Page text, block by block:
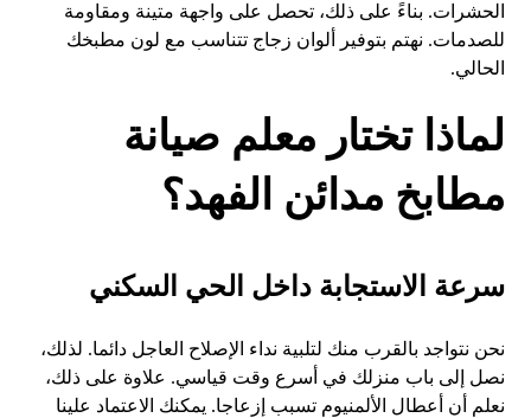
الحشرات. بناءً على ذلك، تحصل على واجهة متينة ومقاومة
للصدمات. نهتم بتوفير ألوان زجاج تتناسب مع لون مطبخك
الحالي.
لماذا تختار معلم صيانة
مطابخ مدائن الفهد؟
سرعة الاستجابة داخل الحي السكني
نحن نتواجد بالقرب منك لتلبية نداء الإصلاح العاجل دائما. لذلك،
نصل إلى باب منزلك في أسرع وقت قياسي. علاوة على ذلك،
نعلم أن أعطال الألمنيوم تسبب إزعاجا. يمكنك الاعتماد علينا